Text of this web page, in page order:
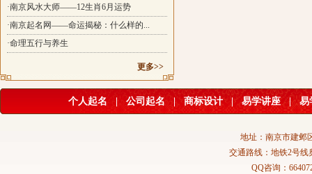
·南京风水大师——12生肖6月运势
·南京起名网——命运揭秘：什么样的...
·命理五行与养生
更多>>
个人起名 公司起名 | 商标设计 | 易学讲座 | 易
地址：南京市建邺
交通路线：地铁2号线
QQ咨询：